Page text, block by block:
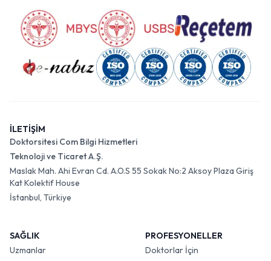
İLETİŞİM
Doktorsitesi Com Bilgi Hizmetleri
Teknoloji ve Ticaret A.Ş.
Maslak Mah. Ahi Evran Cd. A.O.S 55 Sokak No:2 Aksoy Plaza Giriş
Kat Kolektif House
İstanbul, Türkiye
SAĞLIK
Uzmanlar
PROFESYONELLER
Doktorlar İçin